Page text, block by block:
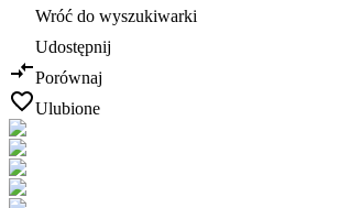
Wróć do wyszukiwarki
Udostępnij
Porównaj
Ulubione